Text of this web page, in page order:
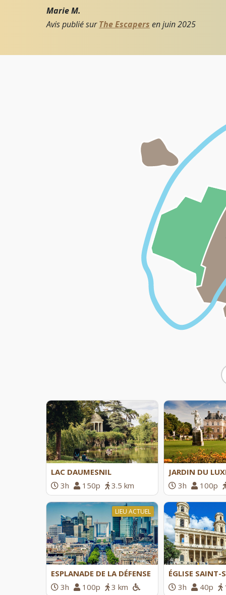
Marie M.
Avis publié surThe Escapers enjuin 2025
LAC DAUMESNIL
3h
150p 3.5 km
JARDIN DU
3h
100p
LIEU ACTUEL
ESPLANADE DE LA DÉFENSE
3h
100p 3 km
ÉGLISE SAINT-
3h
40p